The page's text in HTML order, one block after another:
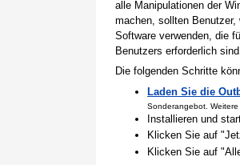
alle Manipulationen der
machen, sollten
Software verwenden, die
Benutzers erforderlich sind.
Die folgenden Schritte
Laden Sie die
Sonderangebot.
Installieren und
Klicken Sie auf
Klicken Sie auf